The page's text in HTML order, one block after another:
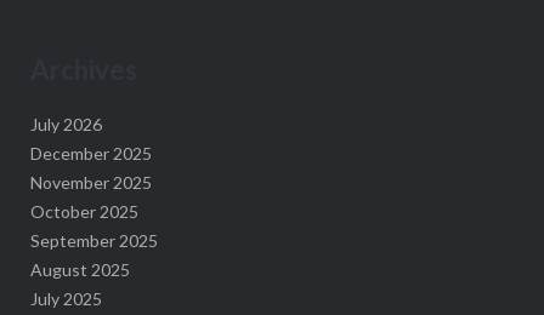
July 2026
December 2025
November 2025
October 2025
September 2025
August 2025
July 2025